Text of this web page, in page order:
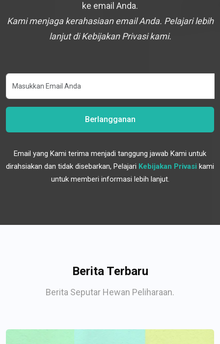
ke email Anda.
Kami menjaga kerahasiaan email Anda. Pelajari lebih
lanjut di Kebijakan Privasi kami.
Berlangganan
Email yang Kami terima menjadi tanggung jawab Kami untuk
dirahsiakan dan tidak disebarkan, Pelajari Kebijakan Privasi kami
untuk memberi informasi lebih lanjut.
Berita Terbaru
Berita Seputar Hewan Peliharaan.